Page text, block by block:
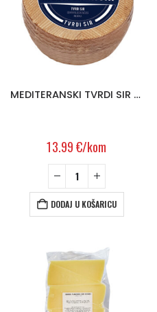
MEDITERANSKI TVRDI SIR CCA 3KG BUCO SIREVI
13.99€/kom
DODAJ U KOŠARICU